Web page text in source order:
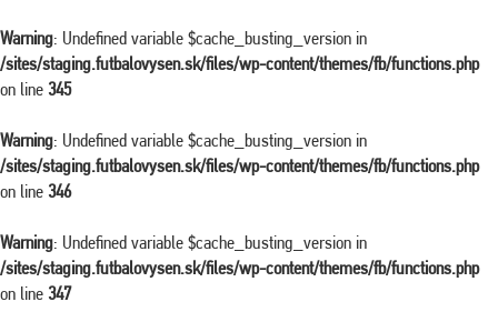
Warning: Undefined variable $cache_busting_version in
/sites/staging.futbalovysen.sk/files/wp-content/themes/fb/functions.php
on line 345
Warning: Undefined variable $cache_busting_version in
/sites/staging.futbalovysen.sk/files/wp-content/themes/fb/functions.php
on line 346
Warning: Undefined variable $cache_busting_version in
/sites/staging.futbalovysen.sk/files/wp-content/themes/fb/functions.php
on line 347